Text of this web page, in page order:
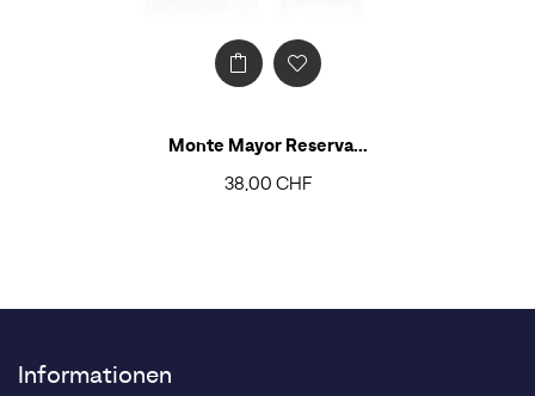
Monte Mayor Reserva...
38,00 CHF
Informationen